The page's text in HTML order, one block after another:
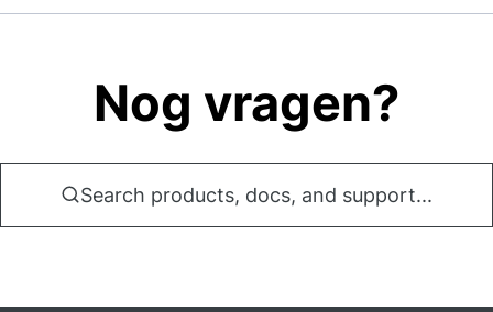
Nog vragen?
Search products, docs, and support...